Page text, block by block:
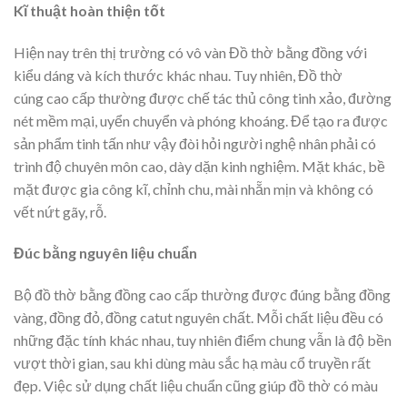
Kĩ thuật hoàn thiện tốt
Hiện nay trên thị trường có vô vàn Đồ thờ bằng đồng với
kiểu dáng và kích thước khác nhau. Tuy nhiên, Đồ thờ
cúng cao cấp thường được chế tác thủ công tinh xảo, đường
nét mềm mại, uyển chuyển và phóng khoáng. Để tạo ra được
sản phẩm tinh tấn như vậy đòi hỏi người nghệ nhân phải có
trình độ chuyên môn cao, dày dặn kinh nghiệm. Mặt khác, bề
mặt được gia công kĩ, chỉnh chu, mài nhẵn mịn và không có
vết nứt gãy, rỗ.
Đúc bằng nguyên liệu chuẩn
Bộ đồ thờ bằng đồng cao cấp thường được đúng bằng đồng
vàng, đồng đỏ, đồng catut nguyên chất. Mỗi chất liệu đều có
những đặc tính khác nhau, tuy nhiên điểm chung vẫn là độ bền
vượt thời gian, sau khi dùng màu sắc hạ màu cổ truyền rất
đẹp. Việc sử dụng chất liệu chuẩn cũng giúp đồ thờ có màu